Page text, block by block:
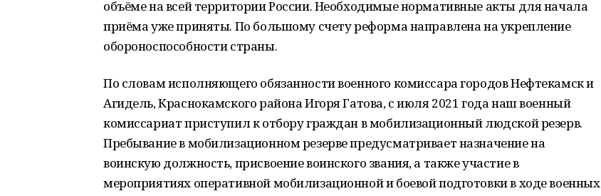
объёме на всей территории России. Необходимые нормативные акты для начала
приёма уже приняты. По большому счету реформа направлена на укрепление
обороноспособности страны.
По словам исполняющего обязанности военного комиссара городов Нефтекамск и
Агидель, Краснокамского района Игоря Гатова, с июля 2021 года наш военный
комиссариат приступил к отбору граждан в мобилизационный людской резерв.
Пребывание в мобилизационном резерве предусматривает назначение на
воинскую должность, присвоение воинского звания, а также участие в
мероприятиях оперативной мобилизационной и боевой подготовки в ходе военных